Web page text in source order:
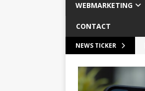
WEBMARKETING
CONTACT
NEWS TICKER